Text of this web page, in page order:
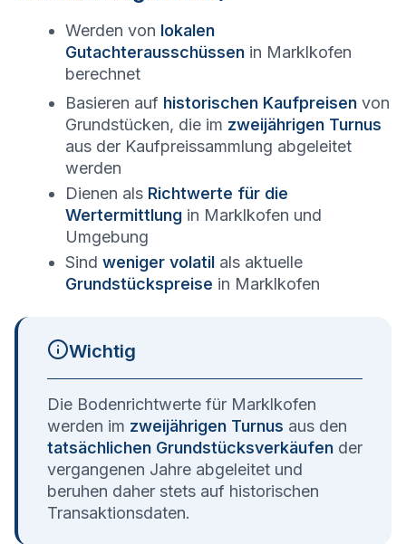
Werden von lokalen
Gutachterausschüssen in Marklkofen
berechnet
Basieren auf historischen Kaufpreisen von
Grundstücken, die im zweijährigen Turnus
aus der Kaufpreissammlung abgeleitet
werden
Dienen als Richtwerte für die
Wertermittlung in Marklkofen und
Umgebung
Sind weniger volatil als aktuelle
Grundstückspreise in Marklkofen
Wichtig
Die Bodenrichtwerte für Marklkofen
werden im zweijährigen Turnus aus den
tatsächlichen Grundstücksverkäufen der
vergangenen Jahre abgeleitet und
beruhen daher stets auf historischen
Transaktionsdaten.